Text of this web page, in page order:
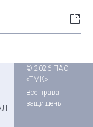
© 2026 ПАО
«ТМК»
Все права
защищены